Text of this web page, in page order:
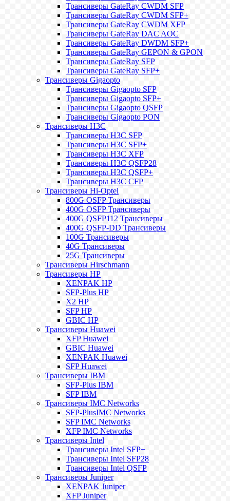
Трансиверы GateRay CWDM SFP
Трансиверы GateRay CWDM SFP+
Трансиверы GateRay CWDM XFP
Трансиверы GateRay DAC AOC
Трансиверы GateRay DWDM SFP+
Трансиверы GateRay GEPON & GPON
Трансиверы GateRay SFP
Трансиверы GateRay SFP+
Трансиверы Gigaopto
Трансиверы Gigaopto SFP
Трансиверы Gigaopto SFP+
Трансиверы Gigaopto QSFP
Трансиверы Gigaopto PON
Трансиверы H3C
Трансиверы H3C SFP
Трансиверы H3C SFP+
Трансиверы H3C XFP
Трансиверы H3C QSFP28
Трансиверы H3C QSFP+
Трансиверы H3C CFP
Трансиверы Hi-Optel
800G OSFP Трансиверы
400G OSFP Трансиверы
400G QSFP112 Трансиверы
400G QSFP-DD Трансиверы
100G Трансиверы
40G Трансиверы
25G Трансиверы
Трансиверы Hirschmann
Трансиверы HP
XENPAK HP
SFP-Plus HP
X2 HP
SFP HP
GBIC HP
Трансиверы Huawei
XFP Huawei
GBIC Huawei
XENPAK Huawei
SFP Huawei
Трансиверы IBM
SFP-Plus IBM
SFP IBM
Трансиверы IMC Networks
SFP-PlusIMC Networks
SFP IMC Networks
XFP IMC Networks
Трансиверы Intel
Трансиверы Intel SFP+
Трансиверы Intel SFP28
Трансиверы Intel QSFP
Трансиверы Juniper
XENPAK Juniper
XFP Juniper